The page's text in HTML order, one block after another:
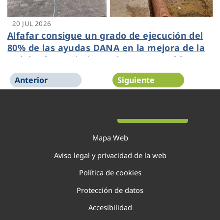
20 JUL 2026
Alfafar consigue un grado de ejecución del
80% de las ayudas DANA en la mejora de la
red de abastecimiento de agua potable
gestionada por Veolia
Anterior Siguiente
Mapa Web
Aviso legal y privacidad de la web
Política de cookies
Protección de datos
Accesibilidad